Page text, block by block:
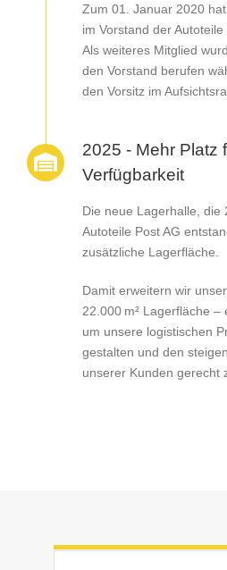
Zum 01. Januar 2020
im Vorstand der
Als weiteres Mitglied
den Vorstand berufen
den Vorsitz im
2025 - Mehr Platz
Verfügbarkeit
Die neue Lagerhalle, die
Autoteile Post AG
zusätzliche Lagerfläche.
Damit erweitern wir
22.000 m² Lagerfläche –
um unsere logistischen
gestalten und den
unserer Kunden gerecht